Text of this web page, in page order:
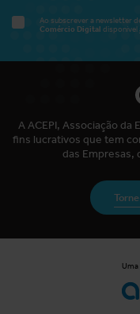
Ao subscrever a newsletter
Comércio Digital disponível
A ACEPI, Associação da
fins lucrativos que tem
das Empresas,